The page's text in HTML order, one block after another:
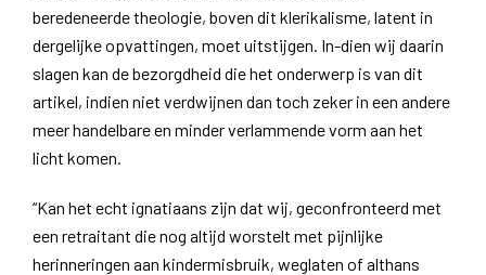
beredeneerde theologie, boven dit klerikalisme, latent in
dergelijke opvattingen, moet uitstijgen. In-dien wij daarin
slagen kan de bezorgdheid die het onderwerp is van dit
artikel, indien niet verdwijnen dan toch zeker in een andere
meer handelbare en minder verlammende vorm aan het
licht komen.
“Kan het echt ignatiaans zijn dat wij, geconfronteerd met
een retraitant die nog altijd worstelt met pijnlijke
herinneringen aan kindermisbruik, weglaten of althans